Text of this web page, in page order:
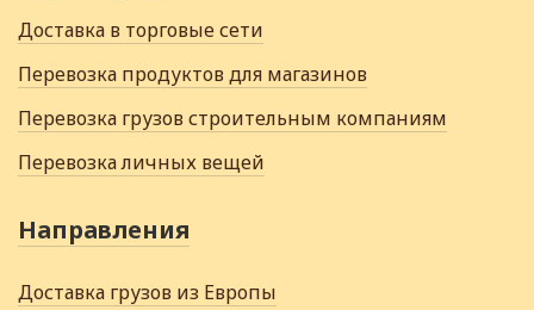
Доставка в торговые сети
Перевозка продуктов для магазинов
Перевозка грузов строительным компаниям
Перевозка личных вещей
Направления
Доставка грузов из Европы